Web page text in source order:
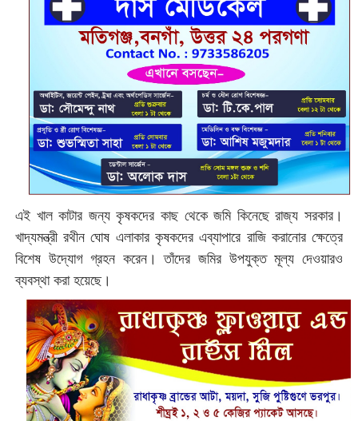
এই খাল কাটার জন্য কৃষকদের কাছ থেকে জমি কিনেছে রাজ্য সরকার।
খাদ্যমন্ত্রী রথীন ঘোষ এলাকার কৃষকদের এব্যাপারে রাজি করানোর ক্ষেত্রে
বিশেষ উদ্যোগ গ্রহন করেন। তাঁদের জমির উপযুক্ত মূল্য দেওয়ারও
ব্যবস্থা করা হয়েছে।